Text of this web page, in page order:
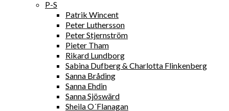
P-S
Patrik Wincent
Peter Luthersson
Peter Stjernström
Pieter Tham
Rikard Lundborg
Sabina Dufberg & Charlotta Flinkenberg
Sanna Bråding
Sanna Ehdin
Sanna Sjöswärd
Sheila O´Flanagan